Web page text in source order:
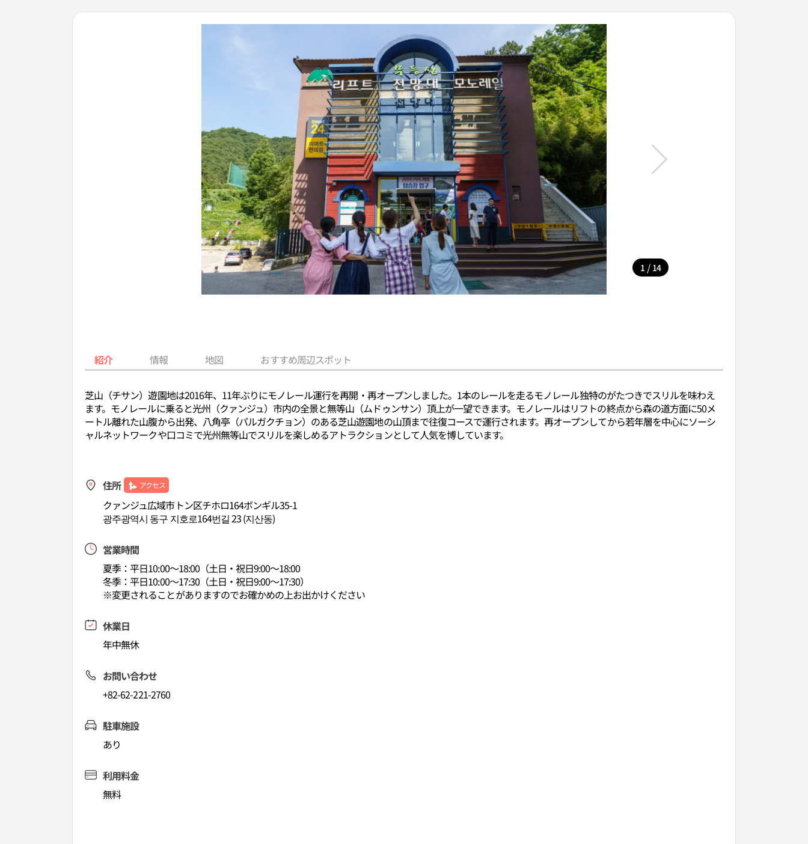
1 / 14
紹介 情報 地図 おすすめ周辺スポット
芝山（チサン）遊園地は2016年、11年ぶりにモノレール運行を再開・再オープンしました。1本のレールを走るモノレール独特のがたつきでスリルを味わえ
ます。モノレールに乗ると光州（クァンジュ）市内の全景と無等山（ムドゥンサン）頂上が一望できます。モノレールはリフトの終点から森の道方面に50メ
ートル離れた山腹から出発、八角亭（パルガクチョン）のある芝山遊園地の山頂まで往復コースで運行されます。再オープンしてから若年層を中心にソーシ
ャルネットワークや口コミで光州無等山でスリルを楽しめるアトラクションとして人気を博しています。
住所 アクセス
クァンジュ広域市トン区チホロ164ボンギル35-1
광주광역시 동구 지호로164번길 23 (지산동)
営業時間
夏季：平日10:00～18:00（土日・祝日9:00～18:00
冬季：平日10:00～17:30（土日・祝日9:00～17:30）
※変更されることがありますのでお確かめの上お出かけください
休業日
年中無休
お問い合わせ
+82-62-221-2760
駐車施設
あり
利用料金
無料